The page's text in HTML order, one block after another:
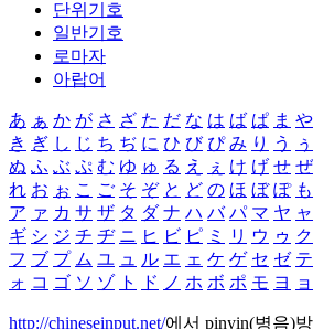
단위기호
일반기호
로마자
아랍어
あ ぁ か が さ ざ た だ な は ば ぱ ま や
き ぎ し じ ち ぢ に ひ び ぴ み り う ぅ
ぬ ふ ぶ ぷ む ゆ ゅ る え ぇ け げ せ ぜ
れ お ぉ こ ご そ ぞ と ど の ほ ぼ ぽ も
ア ァ カ サ ザ タ ダ ナ ハ バ パ マ ヤ ャ
ギ シ ジ チ ヂ ニ ヒ ビ ピ ミ リ ウ ゥ ク
フ ブ プ ム ユ ュ ル エ ェ ケ ゲ セ ゼ テ
ォ コ ゴ ソ ゾ ト ド ノ ホ ボ ポ モ ヨ ョ
http://chineseinput.net/에서 pinyin(병음)